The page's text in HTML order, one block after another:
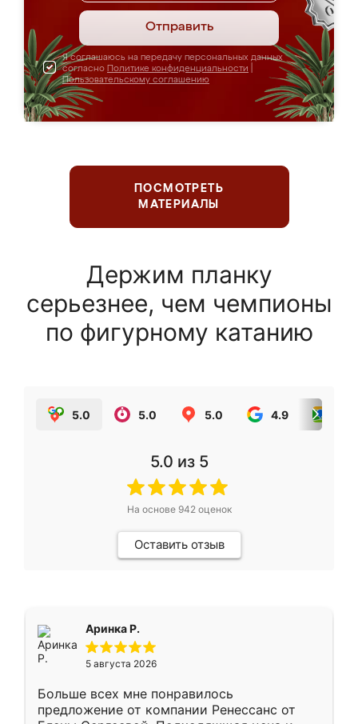
Отправить
Я соглашаюсь на передачу персональных данных
согласно Политике конфиденциальности
Пользовательскому соглашению
ПОСМОТРЕТЬ
МАТЕРИАЛЫ
Держим планку
серьезнее, чем чемпионы
по фигурному катанию
5.0 5.0 5.0 4.9
5.0 из 5
На основе 942оценок
Оставить отзыв
Аринка Р.
5 августа 2026
Больше всех мне понравилось
предложение от компании Ренессанс от